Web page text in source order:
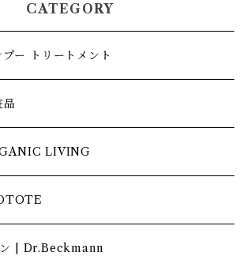
CATEGORY
ー トリートメント
LIVING
ン | Dr.Beckmann